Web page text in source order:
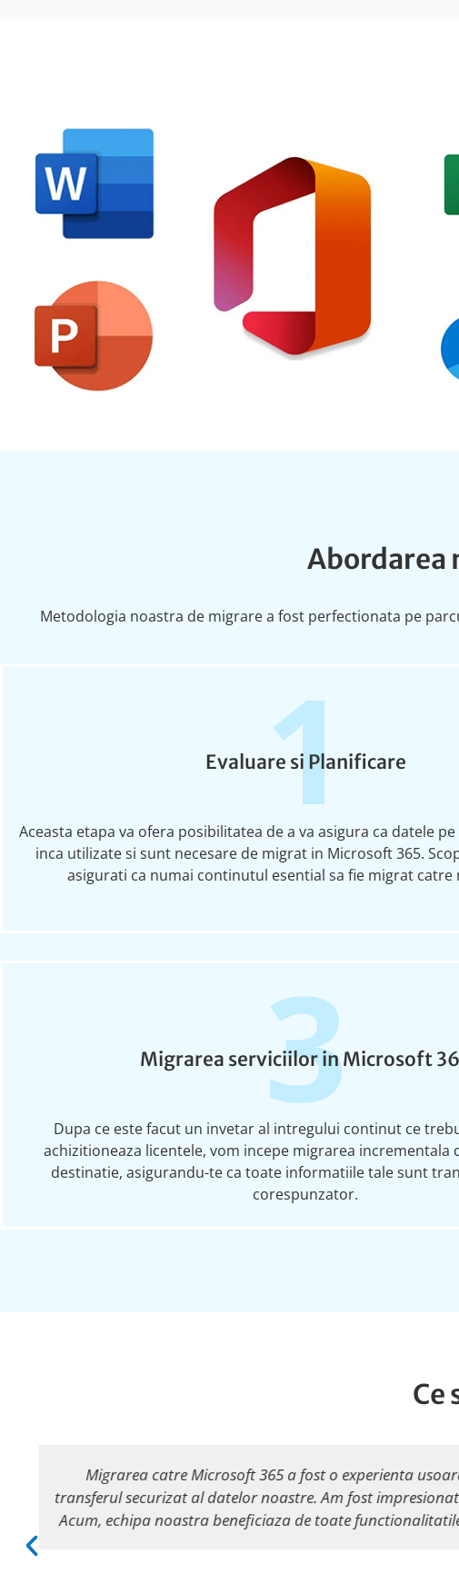
Abordarea
Metodologia noastra de migrare a fost perfectionata pe
1
Evaluare si Planificare
Aceasta etapa va ofera posibilitatea de a va asigura ca datele pe
inca utilizate si sunt necesare de migrat in Microsoft365.
asigurati ca numai continutul esential sa fie migrat catre
3
Migrarea serviciilor in Microsoft
Dupa ce este facut un invetar al intregului continut ce
achizitioneaza licentele, vom incepe migrarea incrementala
destinatie, asigurandu-te ca toate informatiile tale sunt
corespunzator.
Ce
Am trecut recent la Microsoft 365 si am apelat la
foarte atenta la nevoile noastre si a gestionat
raspuns prompt la orice intrebari avem. Acum suntem